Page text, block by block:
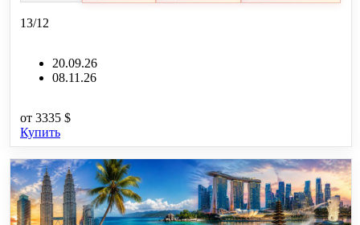
13/12
20.09.26
08.11.26
от 3335 $
Купить